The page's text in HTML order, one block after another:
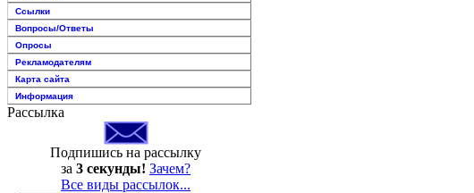
Ссылки
Вопросы/Ответы
Опросы
Рекламодателям
Карта сайта
Информация
Рассылка
Подпишись на рассылку
за 3 секунды! Зачем?
Все виды рассылок...